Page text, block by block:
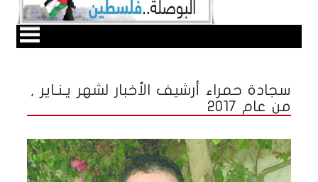
سجادة حمراء أرشيف الأخبار لشهر يـنـاير ,
من عام 2017